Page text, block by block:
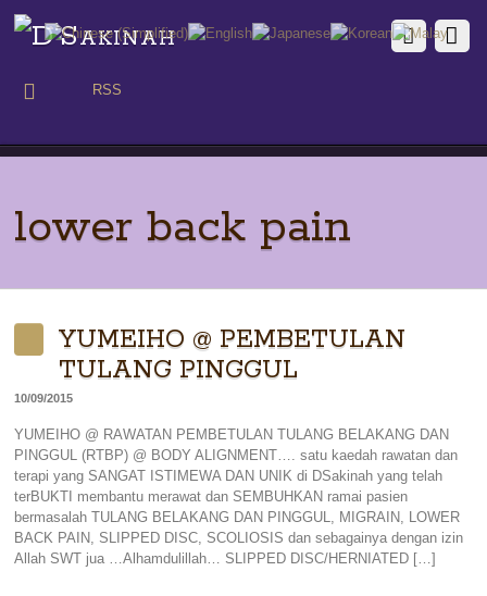
RSS
lower back pain
YUMEIHO @ PEMBETULAN
TULANG PINGGUL
10/09/2015
YUMEIHO @ RAWATAN PEMBETULAN TULANG BELAKANG DAN
PINGGUL (RTBP) @ BODY ALIGNMENT…. satu kaedah rawatan dan
terapi yang SANGAT ISTIMEWA DAN UNIK di DSakinah yang telah
terBUKTI membantu merawat dan SEMBUHKAN ramai pasien
bermasalah TULANG BELAKANG DAN PINGGUL, MIGRAIN, LOWER
BACK PAIN, SLIPPED DISC, SCOLIOSIS dan sebagainya dengan izin
Allah SWT jua …Alhamdulillah… SLIPPED DISC/HERNIATED […]